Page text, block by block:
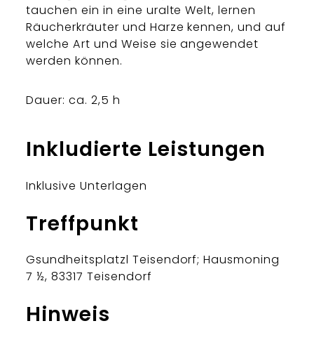
tauchen ein in eine uralte Welt, lernen
Räucherkräuter und Harze kennen, und auf
welche Art und Weise sie angewendet
werden können.
Dauer: ca. 2,5 h
Inkludierte Leistungen
Inklusive Unterlagen
Treffpunkt
Gsundheitsplatzl Teisendorf; Hausmoning
7 ½, 83317 Teisendorf
Hinweis